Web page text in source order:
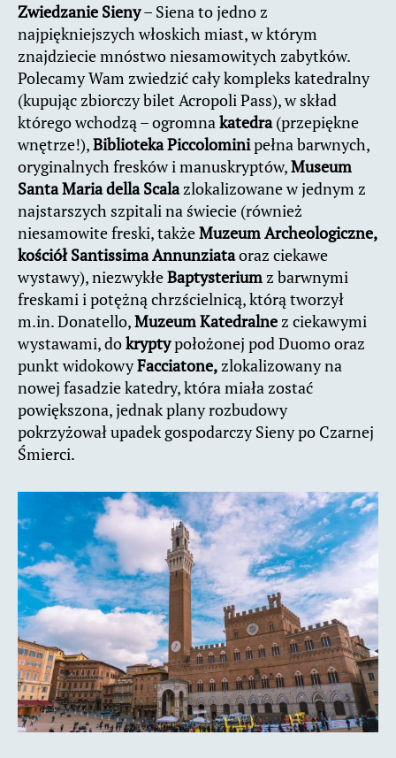
Zwiedzanie Sieny– Siena to jedno z
najpiękniejszych włoskich miast, w którym
znajdziecie mnóstwo niesamowitych zabytków.
Polecamy Wam zwiedzić cały kompleks katedralny
(kupując zbiorczy bilet Acropoli Pass), w skład
którego wchodzą – ogromnakatedra(przepiękne
wnętrze!),Biblioteka Piccolominipełna barwnych,
oryginalnych fresków i manuskryptów,Museum
Santa Maria della Scalazlokalizowane w jednym z
najstarszych szpitali na świecie (również
niesamowite freski, takżeMuzeum Archeologiczne,
kościół Santissima Annunziataoraz ciekawe
wystawy), niezwykłeBaptysteriumz barwnymi
freskami i potężną chrzścielnicą, którą tworzył
m.in. Donatello,Muzeum Katedralnez ciekawymi
wystawami, dokryptypołożonej pod Duomo oraz
punkt widokowyFacciatone,zlokalizowany na
nowej fasadzie katedry, która miała zostać
powiększona, jednak plany rozbudowy
pokrzyżował upadek gospodarczy Sieny po Czarnej
Śmierci.